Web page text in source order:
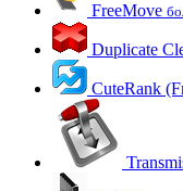
FreeMove
Duplicate
CuteRank